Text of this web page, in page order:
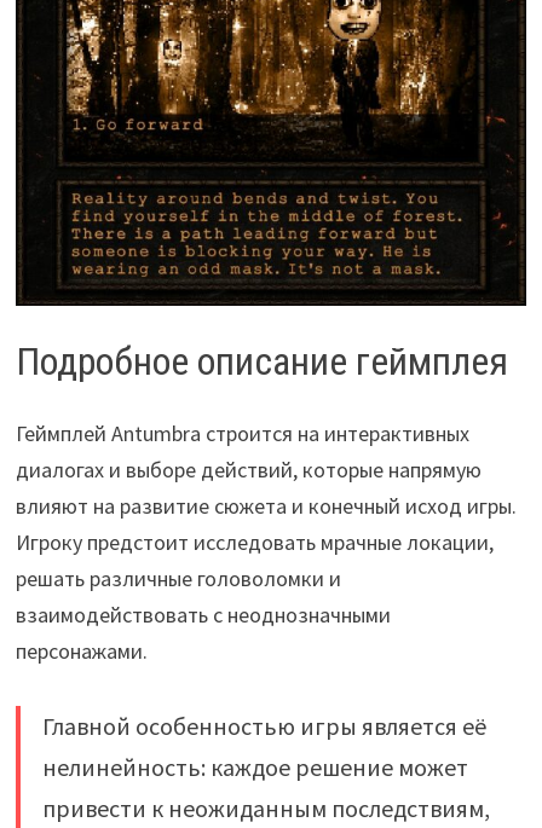
Подробное описание геймплея
Геймплей Antumbra строится на интерактивных
диалогах и выборе действий, которые напрямую
влияют на развитие сюжета и конечный исход игры.
Игроку предстоит исследовать мрачные локации,
решать различные головоломки и
взаимодействовать с неоднозначными
персонажами.
Главной особенностью игры является её
нелинейность: каждое решение может
привести к неожиданным последствиям,